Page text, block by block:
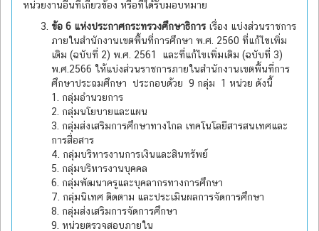
หน่วยงานอื่นที่เกี่ยวข้อง หรือที่ได้รับมอบหมาย
ข้อ 6 แห่งประกาศกระทรวงศึกษาธิการ เรื่อง แบ่งส่วนราชการ
ภายในสำนักงานเขตพื้นที่การศึกษา พ.ศ. 2560 ที่แก้ไขเพิ่ม
เติม (ฉบับที่ 2) พ.ศ. 2561 และที่แก้ไขเพิ่มเติม (ฉบับที่ 3)
พ.ศ.2566 ให้แบ่งส่วนราชการภายในสำนักงานเขตพื้นที่การ
ศึกษาประถมศึกษา ประกอบด้วย 9 กลุ่ม 1 หน่วย ดังนี้
1. กลุ่มอำนวยการ
2. กลุ่มนโยบายและแผน
3. กลุ่มส่งเสริมการศึกษาทางไกล เทคโนโลยีสารสนเทศและ
การสื่อสาร
4. กลุ่มบริหารงานการเงินและสินทรัพย์
5. กลุ่มบริหารงานบุคคล
6. กลุ่มพัฒนาครูและบุคลากรทางการศึกษา
7. กลุ่มนิเทศ ติดตาม และประเมินผลการจัดการศึกษา
8. กลุ่มส่งเสริมการจัดการศึกษา
9. หน่วยตรวจสอบภายใน